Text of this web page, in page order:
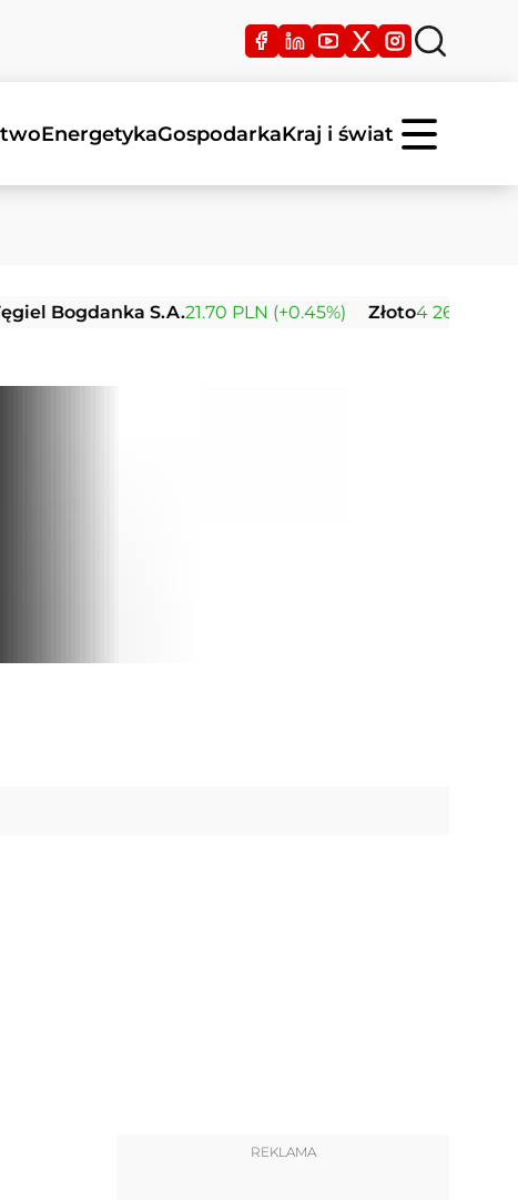
EnergetykaGospodarkaKraj i świat
S.A.21.70 PLN (+0.45%) Złoto4 263.28 USD
REKLAMA